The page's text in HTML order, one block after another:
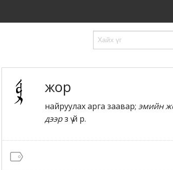
жор
найруулах арга заавар;эмийн
дээрз ү й р.